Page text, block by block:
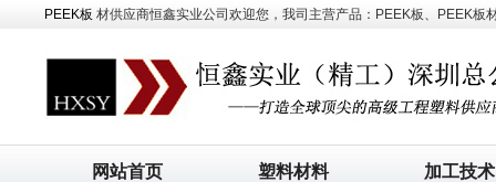
PEEK板 材供应商恒鑫实业公司欢迎您，我司主营产品：PEEK板、PEEK板
网站首页 塑料材料 加工技术